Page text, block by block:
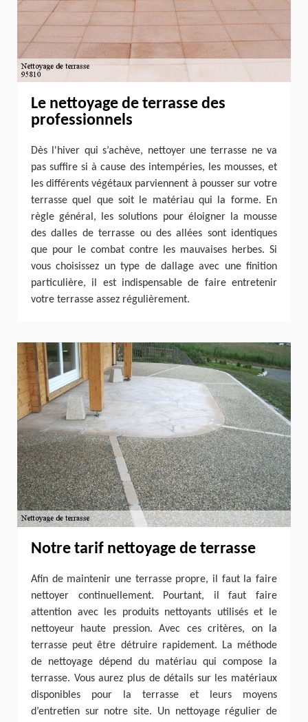
Le nettoyage de terrasse des
professionnels
Dès l'hiver qui s’achève, nettoyer une terrasse ne va
pas suffire si à cause des intempéries, les mousses, et
les différents végétaux parviennent à pousser sur votre
terrasse quel que soit le matériau qui la forme. En
règle général, les solutions pour éloigner la mousse
des dalles de terrasse ou des allées sont identiques
que pour le combat contre les mauvaises herbes. Si
vous choisissez un type de dallage avec une finition
particulière, il est indispensable de faire entretenir
votre terrasse assez régulièrement.
Notre tarif nettoyage de terrasse
Afin de maintenir une terrasse propre, il faut la faire
nettoyer continuellement. Pourtant, il faut faire
attention avec les produits nettoyants utilisés et le
nettoyeur haute pression. Avec ces critères, on la
terrasse peut être détruire rapidement. La méthode
de nettoyage dépend du matériau qui compose la
terrasse. Vous aurez plus de détails sur les matériaux
disponibles pour la terrasse et leurs moyens
d’entretien sur notre site. Un nettoyage régulier de